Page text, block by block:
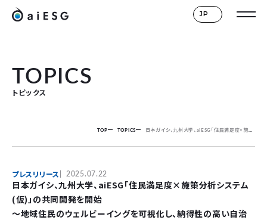
JP
TOPICS
トピックス
TOP TOPICS 日本ガイシ、九州大学、aiESG「住民満足度×施策分析システム(仮)」の共同開発を開始
プレスリリース 2025.07.22
日本ガイシ、九州大学、aiESG「住民満足度×施策分析システム
(仮)」の共同開発を開始
～地域住民のウェルビーイングを可視化し、納得性の高い自治